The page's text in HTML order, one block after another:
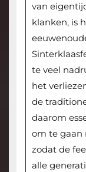
van
klanken, is
te veel
het
de
daarom
om te gaan
zodat de
alle